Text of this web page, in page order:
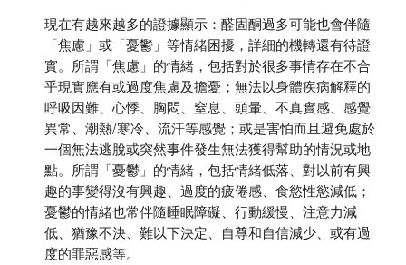
現在有越來越多的證據顯示：醛固酮過多可能也會伴隨
「焦慮」或「憂鬱」等情緒困擾，詳細的機轉還有待證
實。所謂「焦慮」的情緒，包括對於很多事情存在不合
乎現實應有或過度焦慮及擔憂；無法以身體疾病解釋的
呼吸因難、心悸、胸悶、窒息、頭暈、不真實感、感覺
異常、潮熱/寒冷、流汗等感覺；或是害怕而且避免處於
一個無法逃脫或突然事件發生無法獲得幫助的情況或地
點。所謂「憂鬱」的情緒，包括情緒低落、對以前有興
趣的事變得沒有興趣、過度的疲倦感、食慾性慾減低；
憂鬱的情緒也常伴隨睡眠障礙、行動緩慢、注意力減
低、猶豫不決、難以下決定、自尊和自信減少、或有過
度的罪惡感等。